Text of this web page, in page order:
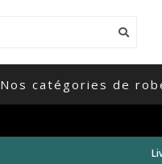
Nos catégories de